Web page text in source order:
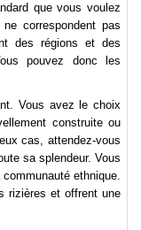
que vous voulez
correspondent pas
des régions et des
pouvez donc les
Vous avez le choix
construite ou
cas, attendez-vous
sa splendeur. Vous
ethnique.
rizières et offrent une